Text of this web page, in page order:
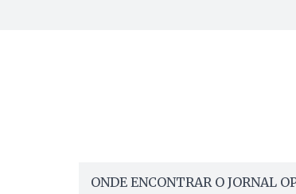
ONDE ENCONTRAR O JORNAL